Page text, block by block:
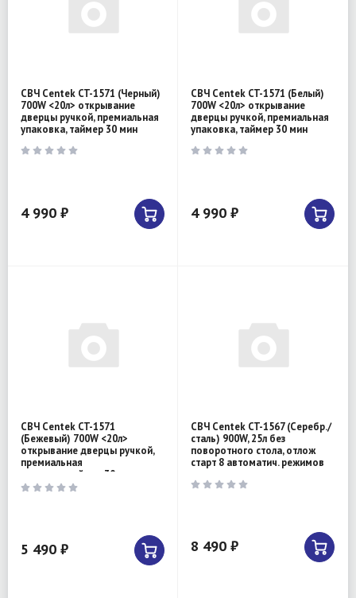
СВЧ Centek CT-1571 (Черный)
700W <20л> открывание
дверцы ручкой, премиальная
упаковка, таймер 30 мин
4 990 ₽
СВЧ Centek CT-1571 (Белый)
700W <20л> открывание
дверцы ручкой, премиальная
упаковка, таймер 30 мин
4 990 ₽
СВЧ Centek CT-1571
(Бежевый) 700W <20л>
открывание дверцы ручкой,
премиальная
упаковка,таймер 30 мин
5 490 ₽
СВЧ Centek CT-1567 (Серебр./
сталь) 900W, 25л без
поворотного стола, отлож
старт 8 автоматич. режимов
8 490 ₽